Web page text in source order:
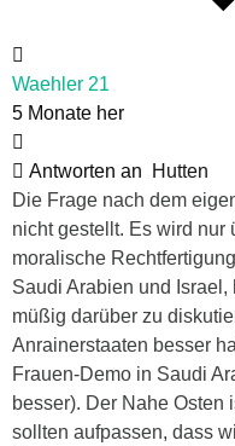
Waehler 21
5 Monate her
Antworten an
Hutten
Die Frage nach dem
nicht gestellt. Es wird nur
moralische
Saudi Arabien und
müßig darüber zu
Anrainerstaaten besser
Frauen-Demo in Saudi
besser). Der Nahe Osten
sollten aufpassen, dass